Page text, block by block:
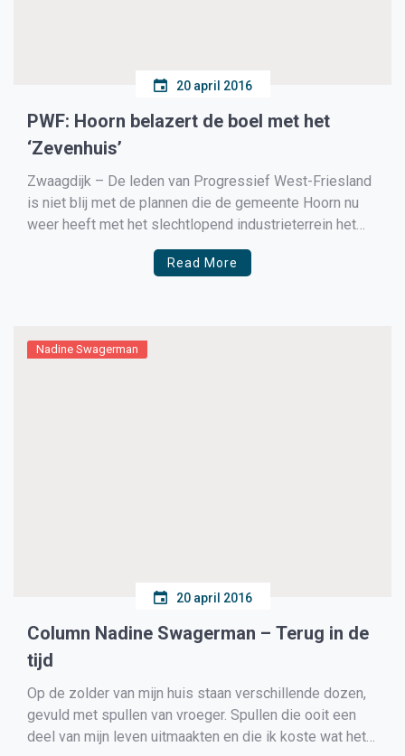
20 april 2016
PWF: Hoorn belazert de boel met het
‘Zevenhuis’
Zwaagdijk – De leden van Progressief West-Friesland
is niet blij met de plannen die de gemeente Hoorn nu
weer heeft met het slechtlopend industrieterrein het
‘zevenhuis’. In eerdere afspraken was duidelijk
afgesproken dat logistieke bedrijven zich langs de A7
Read More
Nadine Swagerman
20 april 2016
Column Nadine Swagerman – Terug in de
tijd
Op de zolder van mijn huis staan verschillende dozen,
gevuld met spullen van vroeger. Spullen die ooit een
deel van mijn leven uitmaakten en die ik koste wat het